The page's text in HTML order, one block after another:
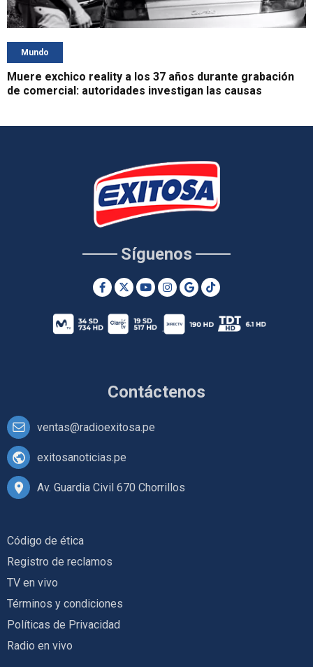
Mundo
Muere exchico reality a los 37 años durante grabación
de comercial: autoridades investigan las causas
Contáctenos
ventas@radioexitosa.pe
exitosanoticias.pe
Av. Guardia Civil 670 Chorrillos
Síguenos
Código de ética
Registro de reclamos
TV en vivo
Términos y condiciones
Políticas de Privacidad
Radio en vivo